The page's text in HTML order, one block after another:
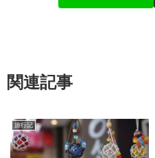
関連記事
旅行記